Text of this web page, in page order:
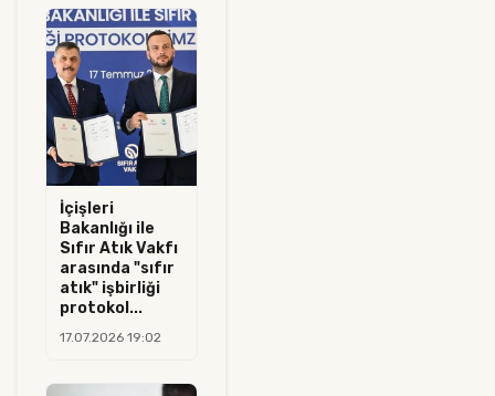
İçişleri
Bakanlığı ile
Sıfır Atık Vakfı
arasında "sıfır
atık" işbirliği
protokol...
17.07.2026 19:02